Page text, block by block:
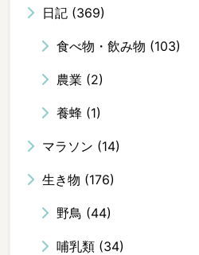
日記 (369)
食べ物・飲み物 (103)
農業 (2)
養蜂 (1)
マラソン (14)
生き物 (176)
野鳥 (44)
哺乳類 (34)